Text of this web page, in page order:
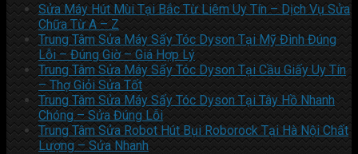
Sửa Máy Hút Mùi Tại Bắc Từ Liêm Uy Tín – Dịch Vụ Sửa
Chữa Từ A – Z
Trung Tâm Sửa Máy Sấy Tóc Dyson Tại Mỹ Đình Đúng
Lỗi – Đúng Giờ – Giá Hợp Lý
Trung Tâm Sửa Máy Sấy Tóc Dyson Tại Cầu Giấy Uy Tín
– Thợ Giỏi Sửa Tốt
Trung Tâm Sửa Máy Sấy Tóc Dyson Tại Tây Hồ Nhanh
Chóng – Sửa Đúng Lỗi
Trung Tâm Sửa Robot Hút Bụi Roborock Tại Hà Nội Chất
Lượng – Sửa Nhanh